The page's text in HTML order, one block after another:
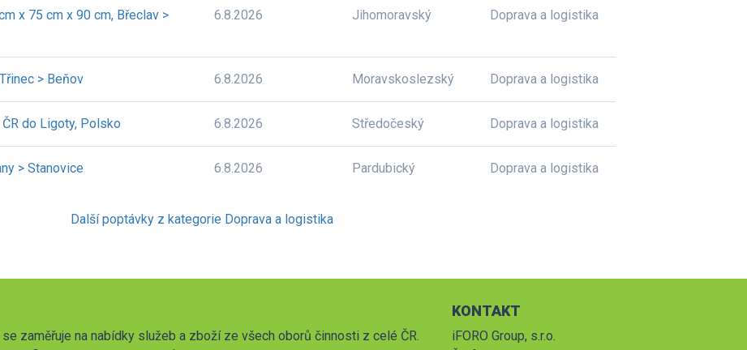
x 75 cm x 90 cm, Břeclav >
6.8.2026 Jihomoravský Doprava a logistika
> Beňov 6.8.2026 Moravskoslezský Doprava a logistika
do Ligoty, Polsko 6.8.2026 Středočeský Doprava a logistika
> Stanovice 6.8.2026 Pardubický Doprava a logistika
Další poptávky z kategorie Doprava a logistika
zaměřuje na nabídky služeb a zboží ze všech oborů činnosti z celé ČR.
KONTAKT
iFORO Group, s.r.o.